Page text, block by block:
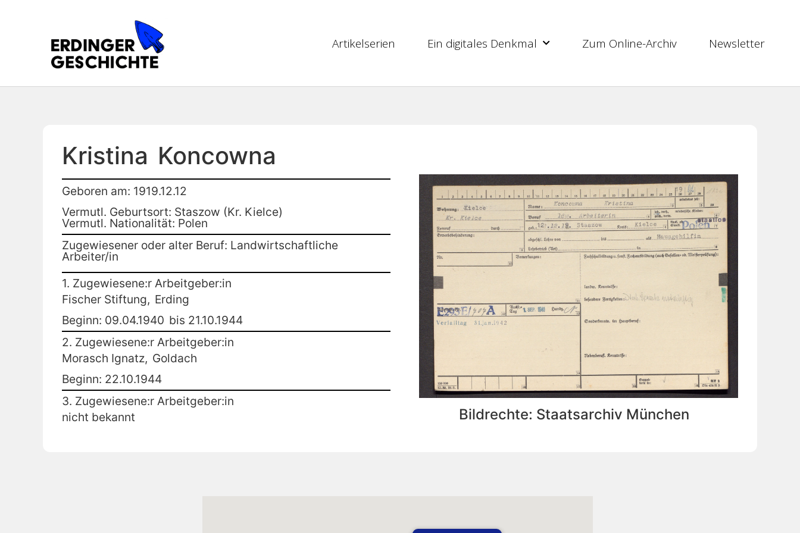
Artikelserien Ein digitales Denkmal Zum Online-Archiv Newsletter
Kristina Koncowna
Geboren am: 1919.12.12
Vermutl. Geburtsort: Staszow (Kr. Kielce)
Vermutl. Nationalität: Polen
Zugewiesener oder alter Beruf: Landwirtschaftliche
Arbeiter/in
1. Zugewiesene:r Arbeitgeber:in
Fischer Stiftung, Erding
Beginn: 09.04.1940 bis 21.10.1944
2. Zugewiesene:r Arbeitgeber:in
Morasch Ignatz, Goldach
Beginn: 22.10.1944
3. Zugewiesene:r Arbeitgeber:in
nicht bekannt
Bildrechte: Staatsarchiv München